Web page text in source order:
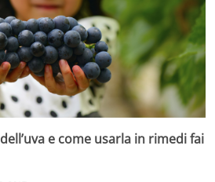
e come usarla in rimedi fai